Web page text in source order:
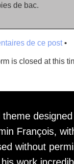
de bac.
de ce post•
is closed at this
theme
François,
without